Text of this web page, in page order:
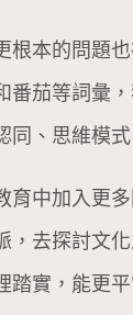
本的問題
番茄等詞彙
、思維模
中加入更
去探討文
實，能更